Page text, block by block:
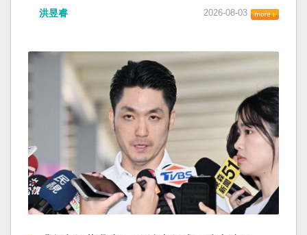
洪昱睿 2026-08-03